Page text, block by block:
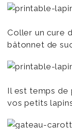
Coller un cure
bâtonnet de
Il est temps
vos petits